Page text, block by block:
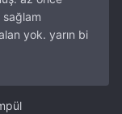
yok. yarın bi